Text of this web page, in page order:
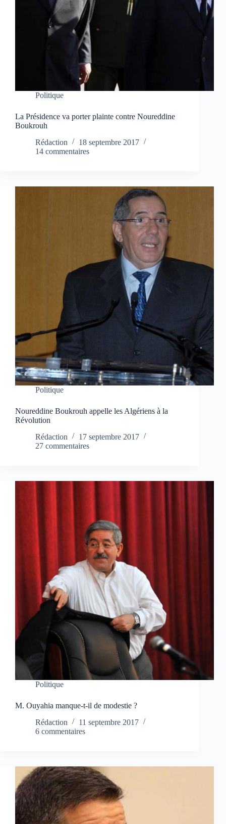
Politique
La Présidence va porter plainte contre Noureddine
Boukrouh
Rédaction
18 septembre 2017
14 commentaires
Politique
Noureddine Boukrouh appelle les Algériens à la
Révolution
Rédaction
17 septembre 2017
27 commentaires
Politique
M. Ouyahia manque-t-il de modestie ?
Rédaction
11 septembre 2017
6 commentaires